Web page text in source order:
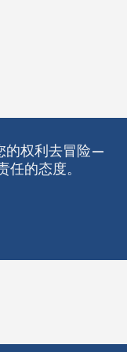
的权利去冒险—
的态度。